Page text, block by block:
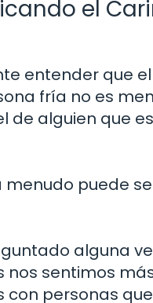
el
entender que
fría no es
de alguien que
menudo puede
alguna
nos sentimos
con personas